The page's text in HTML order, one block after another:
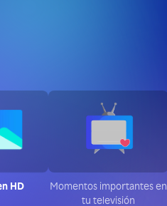
HD
Momentos importantes en
tu televisión